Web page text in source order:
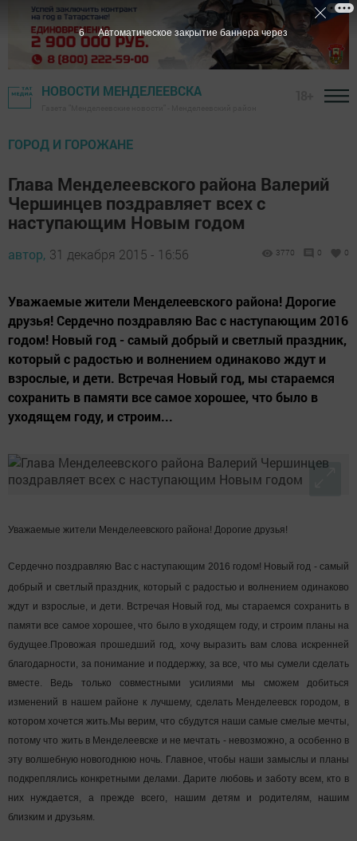
НОВОСТИ МЕНДЕЛЕЕВСКА
ГОРОД И ГОРОЖАНЕ
Глава Менделеевского района Валерий
Чершинцев поздравляет всех с
наступающим Новым годом
автор, 31 декабря 2015 - 16:56 3770 0 0
Уважаемые жители Менделеевского района! Дорогие
друзья! Сердечно поздравляю Вас с наступающим 2016
годом! Новый год - самый добрый и светлый праздник,
который с радостью и волнением одинаково ждут и
взрослые, и дети. Встречая Новый год, мы стараемся
сохранить в памяти все самое хорошее, что было в
уходящем году, и строим...
Уважаемые жители Менделеевского района! Дорогие друзья!
Сердечно поздравляю Вас с наступающим 2016 годом! Новый год - самый
добрый и светлый праздник, который с радостью и волнением одинаково
ждут и взрослые, и дети. Встречая Новый год, мы стараемся сохранить в
памяти все самое хорошее, что было в уходящем году, и строим планы на
будущее.Провожая прошедший год, хочу выразить вам слова искренней
благодарности, за понимание и поддержку, за все, что мы сумели сделать
вместе. Ведь только совместными усилиями мы сможем добиться
изменений в нашем районе к лучшему, сделать Менделеевск городом, в
котором хочется жить.Мы верим, что сбудутся наши самые смелые мечты,
потому что жить в Менделеевске и не мечтать - невозможно, а особенно в
эту волшебную новогоднюю ночь. Главное, чтобы наши замыслы и планы
подкреплялись конкретными делами. Дарите любовь и заботу всем, кто в
них нуждается, а прежде всего, нашим детям и родителям, нашим
близким и друзьям.
5 Автоматическое закрытие баннера через